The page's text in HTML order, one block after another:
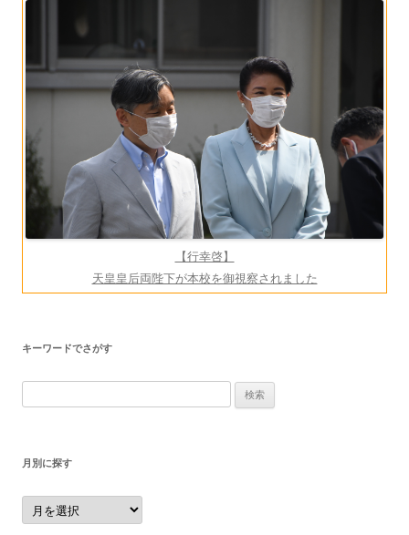
シ
ョ
【行幸啓】
天皇皇后両陛下が本校を御視察されました
キーワードでさがす
索:
月別に探す
月
別
に